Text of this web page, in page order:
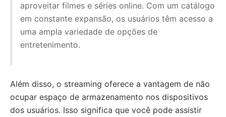
aproveitar filmes e séries online. Com um catálogo
em constante expansão, os usuários têm acesso a
uma ampla variedade de opções de
entretenimento.
Além disso, o streaming oferece a vantagem de não
ocupar espaço de armazenamento nos dispositivos
dos usuários. Isso significa que você pode assistir